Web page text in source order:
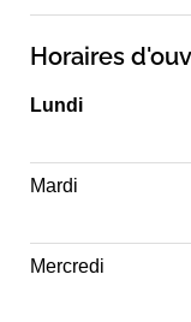
Horaires
Lundi
Mardi
Mercredi